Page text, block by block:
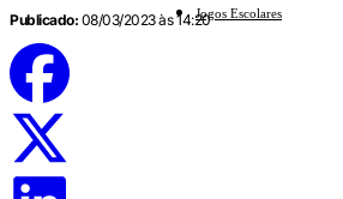
Jogos Escolares
Publicado: 08/03/2023 às 14:20